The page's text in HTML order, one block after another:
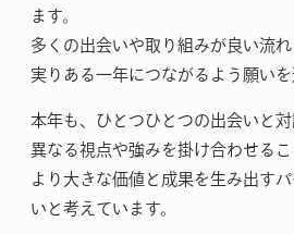
ます。
多くの出会いや取り組みが良い流れ
実りある一年につながるよう願いを
本年も、ひとつひとつの出会いと対
異なる視点や強みを掛け合わせるこ
より大きな価値と成果を生み出す
いと考えています。